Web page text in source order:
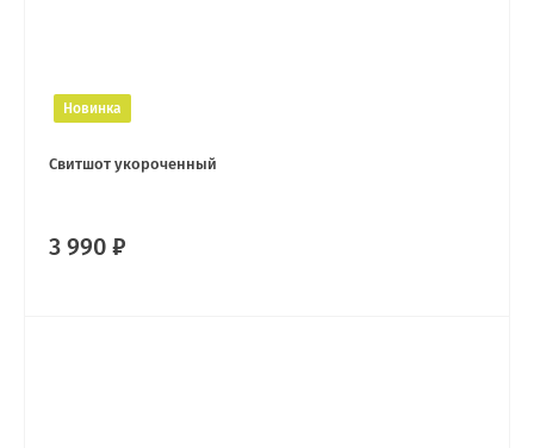
Новинка
Свитшот укороченный
3 990 ₽